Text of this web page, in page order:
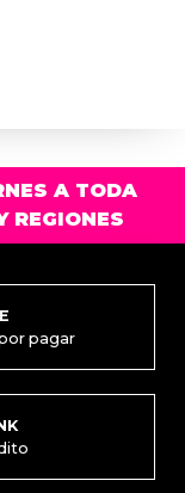
A TODA
REGIONES
pagar